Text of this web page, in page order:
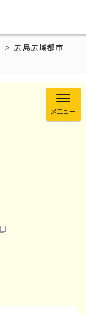
>広島広域都市
メニュー